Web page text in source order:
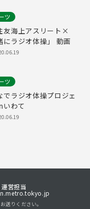
ツ
友海上アスリート×
にラジオ体操」 動画
ツ
でラジオ体操プロジェ
いわて
営担当
送りください。